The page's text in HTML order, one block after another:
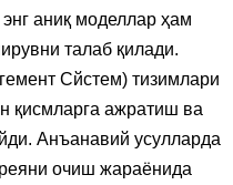
аниқ моделлар ҳам
талаб қилади.
Сйстем) тизимлари
қисмларга ажратиш ва
Анъанавий усулларда
очиш жараёнида